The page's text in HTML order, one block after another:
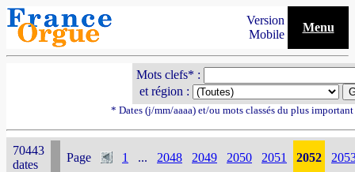
Version
Mobile
Menu
Mots clefs* :
et région :
* Dates (j/mm/aaaa) et/ou mots classés du plus
70443
dates
Page 1 ... 2048 2049 2050 2051 2052